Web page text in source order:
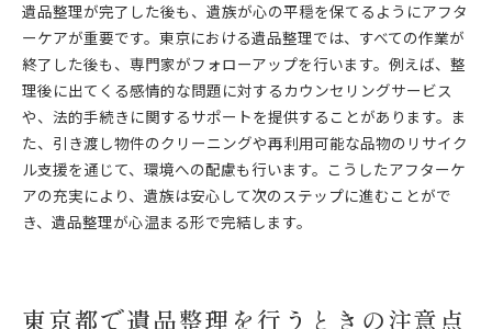
遺品整理が完了した後も、遺族が心の平穏を保てるようにアフタ
ーケアが重要です。東京における遺品整理では、すべての作業が
終了した後も、専門家がフォローアップを行います。例えば、整
理後に出てくる感情的な問題に対するカウンセリングサービス
や、法的手続きに関するサポートを提供することがあります。ま
た、引き渡し物件のクリーニングや再利用可能な品物のリサイク
ル支援を通じて、環境への配慮も行います。こうしたアフターケ
アの充実により、遺族は安心して次のステップに進むことがで
き、遺品整理が心温まる形で完結します。
東京都で遺品整理を行うときの注意点